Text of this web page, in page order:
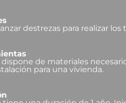
destrezas para realizar
dispone de materiales
para una vivienda.